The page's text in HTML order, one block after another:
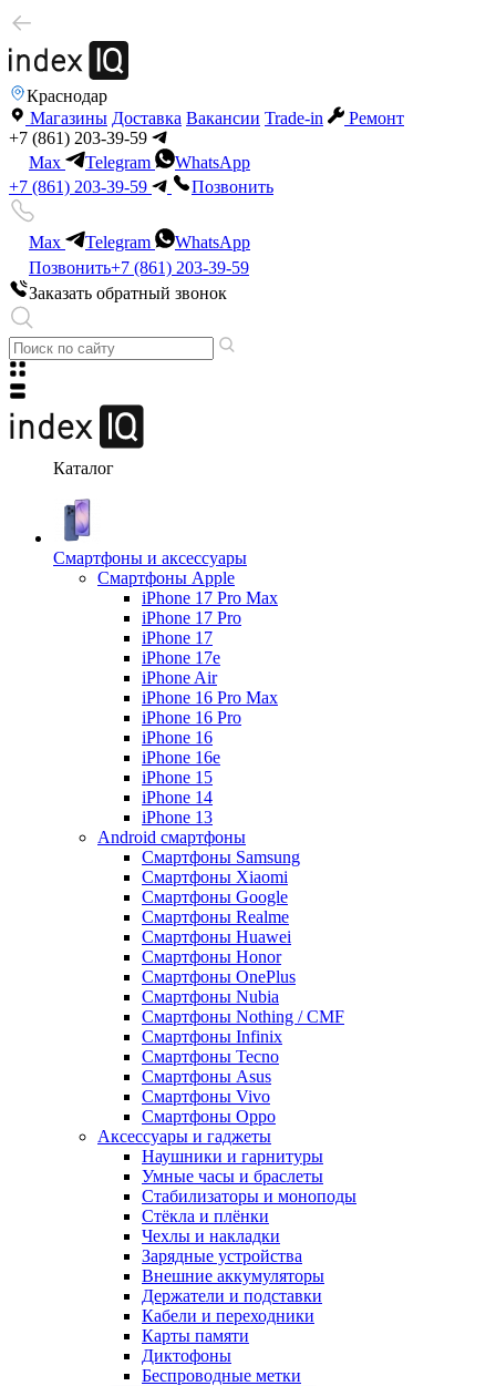
Краснодар
Магазины Доставка Вакансии Trade-in
Ремонт
+7 (861) 203-39-59
Max
Telegram
WhatsApp
+7 (861) 203-39-59
Позвонить
Max Telegram
WhatsApp
Позвонить+7 (861) 203-39-59
Заказать обратный звонок
Каталог
Смартфоны и аксессуары
Смартфоны Apple
iPhone 17 Pro Max
iPhone 17 Pro
iPhone 17
iPhone 17e
iPhone Air
iPhone 16 Pro Max
iPhone 16 Pro
iPhone 16
iPhone 16e
iPhone 15
iPhone 14
iPhone 13
Android cмартфоны
Смартфоны Samsung
Смартфоны Xiaomi
Смартфоны Google
Смартфоны Realme
Смартфоны Huawei
Смартфоны Honor
Смартфоны OnePlus
Смартфоны Nubia
Смартфоны Nothing / CMF
Смартфоны Infinix
Смартфоны Tecno
Смартфоны Asus
Смартфоны Vivo
Смартфоны Oppo
Аксессуары и гаджеты
Наушники и гарнитуры
Умные часы и браслеты
Стабилизаторы и моноподы
Стёкла и плёнки
Чехлы и накладки
Зарядные устройства
Внешние аккумуляторы
Держатели и подставки
Кабели и переходники
Карты памяти
Диктофоны
Беспроводные метки